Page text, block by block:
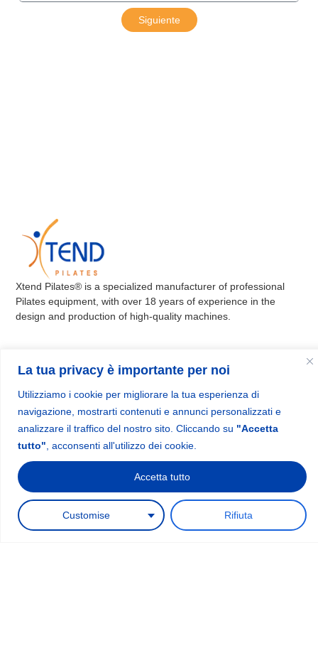
La tua privacy è importante per noi
Utilizziamo i cookie per migliorare la tua esperienza di
navigazione, mostrarti contenuti e annunci personalizzati e
analizzare il traffico del nostro sito. Cliccando su "Accetta
tutto" , acconsenti all'utilizzo dei cookie.
Customise Rifiuta
Accetta tutto
Siguiente
Xtend Pilates® is a specialized manufacturer of professional
Pilates equipment, with over 18 years of experience in the
design and production of high-quality machines.
Menu
Home
Shop
Videos
About us
Contact
Shipping and Payments
Contact information
sales@xtendpilates.com
1
Request a quote